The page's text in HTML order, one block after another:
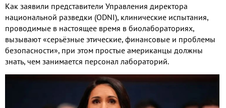
Как заявили представители Управления директора
национальной разведки (ODNI), клинические испытания,
проводимые в настоящее время в биолабораториях,
вызывают «серьёзные этические, финансовые и проблемы
безопасности», при этом простые американцы должны
знать, чем занимается персонал лабораторий.